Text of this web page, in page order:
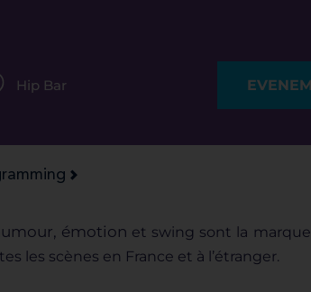
Hip Bar
émotion et swing sont la
les scènes en France et à l’étranger.